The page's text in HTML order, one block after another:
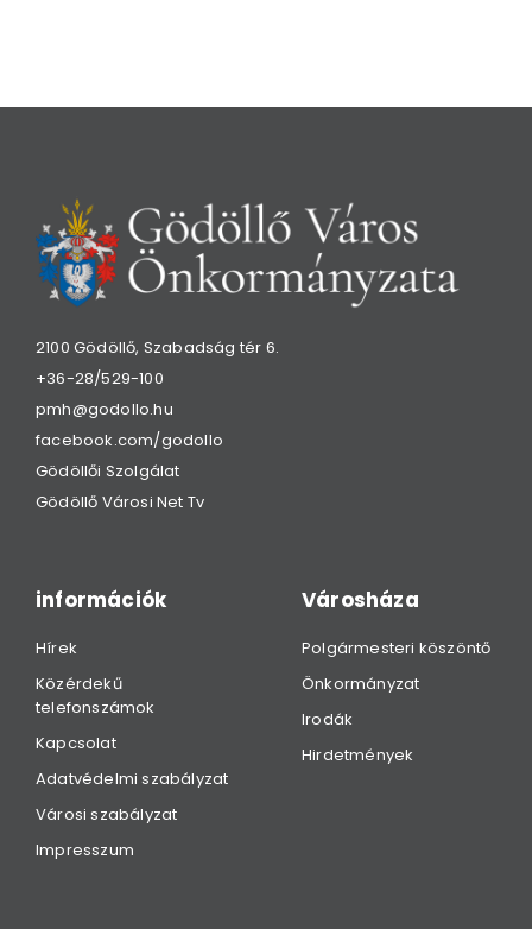
2100 Gödöllő, Szabadság tér 6.
+36-28/529-100
pmh@godollo.hu
facebook.com/godollo
Gödöllői Szolgálat
Gödöllő Városi Net Tv
információk
Hírek
Közérdekű
telefonszámok
Kapcsolat
Adatvédelmi szabályzat
Városi szabályzat
Impresszum
Városháza
Polgármesteri köszöntő
Önkormányzat
Irodák
Hirdetmények